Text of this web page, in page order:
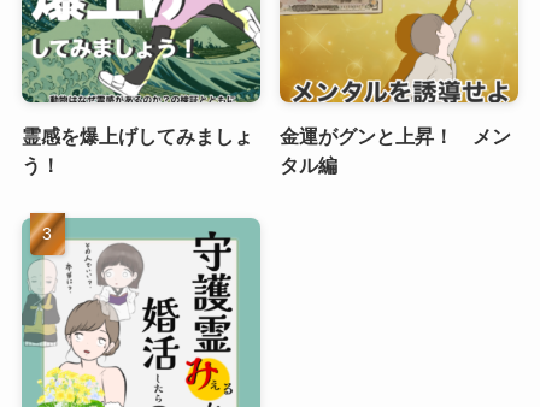
霊感を爆上げしてみましょ
う！
金運がグンと上昇！ メン
タル編